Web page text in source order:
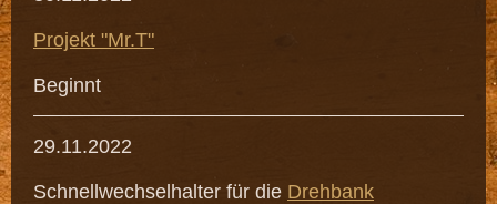
Projekt "Mr.T"
Beginnt
29.11.2022
Schnellwechselhalter für die Drehbank